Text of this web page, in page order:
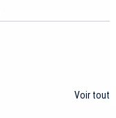
Voir tout